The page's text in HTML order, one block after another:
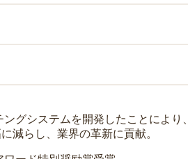
グシステムを開発したことによ
減らし、業界の革新に貢献。